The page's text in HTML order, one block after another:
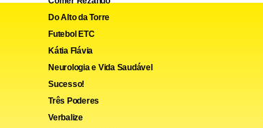
Do Alto da Torre
Futebol ETC
Kátia Flávia
Neurologia e Vida Saudável
Sucesso!
Três Poderes
Verbalize